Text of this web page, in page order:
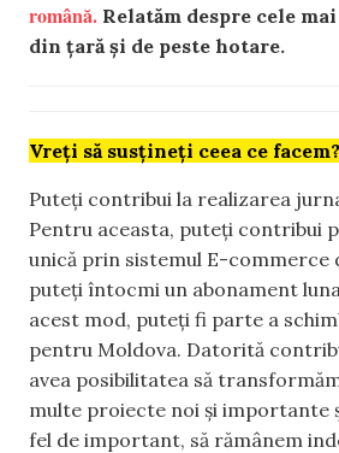
română. Relatăm despre cele
din țară și de peste hotare.
Vreți să susțineți ceea ce facem?
Puteți contribui la realizarea
Pentru aceasta, puteți contribui
unică prin sistemul E-commerce
puteți întocmi un abonament
acest mod, puteți fi parte a
pentru Moldova. Datorită
avea posibilitatea să
multe proiecte noi și importante
fel de important, să rămânem